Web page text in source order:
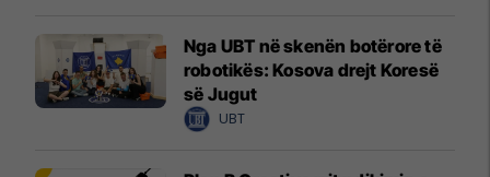
Nga UBT në skenën botërore të
robotikës: Kosova drejt Koresë
së Jugut
UBT